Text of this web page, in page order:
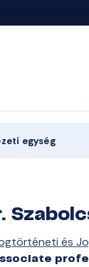
egység
és